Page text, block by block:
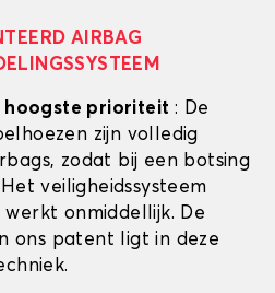
AIRBAG
hoogste prioriteit : De
zijn volledig
zodat bij een botsing
veiligheidssysteem
onmiddellijk. De
ons patent ligt in deze